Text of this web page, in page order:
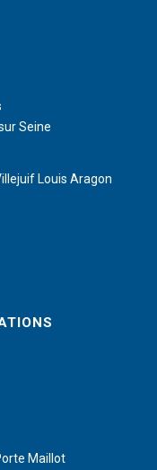
Seine
Louis Aragon
Maillot